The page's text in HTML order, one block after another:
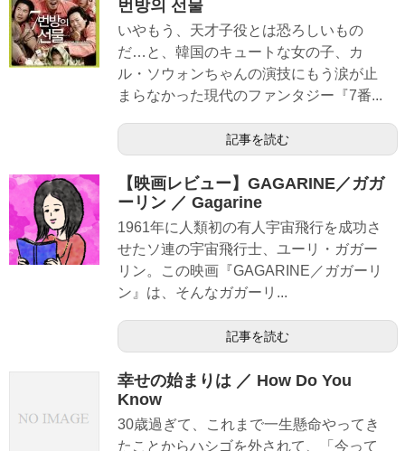
번방의 선물
いやもう、天才子役とは恐ろしいもの
だ…と、韓国のキュートな女の子、カ
ル・ソウォンちゃんの演技にもう涙が止
まらなかった現代のファンタジー『7番...
記事を読む
【映画レビュー】GAGARINE／ガガ
ーリン ／ Gagarine
1961年に人類初の有人宇宙飛行を成功さ
せたソ連の宇宙飛行士、ユーリ・ガガー
リン。この映画『GAGARINE／ガガーリ
ン』は、そんなガガーリ...
記事を読む
幸せの始まりは ／ How Do You
Know
30歳過ぎて、これまで一生懸命やってき
たことからハシゴを外されて、「今って